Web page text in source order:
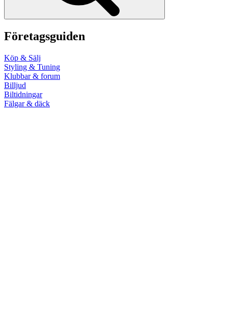
Företagsguiden
Köp & Sälj
Styling & Tuning
Klubbar & forum
Billjud
Biltidningar
Fälgar & däck